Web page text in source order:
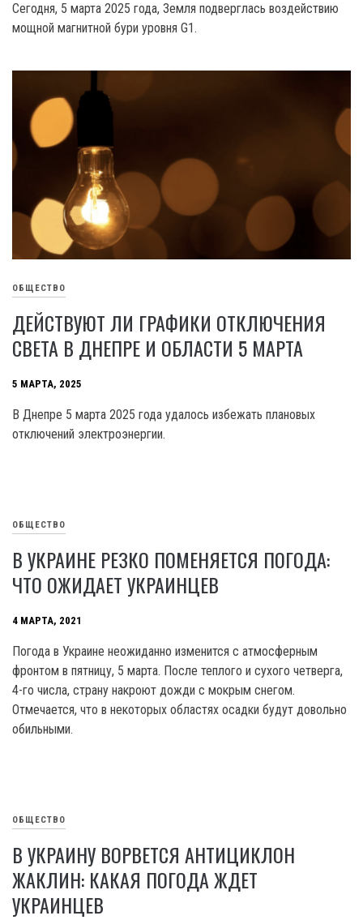
Сегодня, 5 марта 2025 года, Земля подверглась воздействию
мощной магнитной бури уровня G1.
ОБЩЕСТВО
ДЕЙСТВУЮТ ЛИ ГРАФИКИ ОТКЛЮЧЕНИЯ
СВЕТА В ДНЕПРЕ И ОБЛАСТИ 5 МАРТА
5 МАРТА, 2025
В Днепре 5 марта 2025 года удалось избежать плановых
отключений электроэнергии.
ОБЩЕСТВО
В УКРАИНЕ РЕЗКО ПОМЕНЯЕТСЯ ПОГОДА:
ЧТО ОЖИДАЕТ УКРАИНЦЕВ
4 МАРТА, 2021
Погода в Украине неожиданно изменится с атмосферным
фронтом в пятницу, 5 марта. После теплого и сухого четверга,
4-го числа, страну накроют дожди с мокрым снегом.
Отмечается, что в некоторых областях осадки будут довольно
обильными.
ОБЩЕСТВО
В УКРАИНУ ВОРВЕТСЯ АНТИЦИКЛОН
ЖАКЛИН: КАКАЯ ПОГОДА ЖДЕТ
УКРАИНЦЕВ